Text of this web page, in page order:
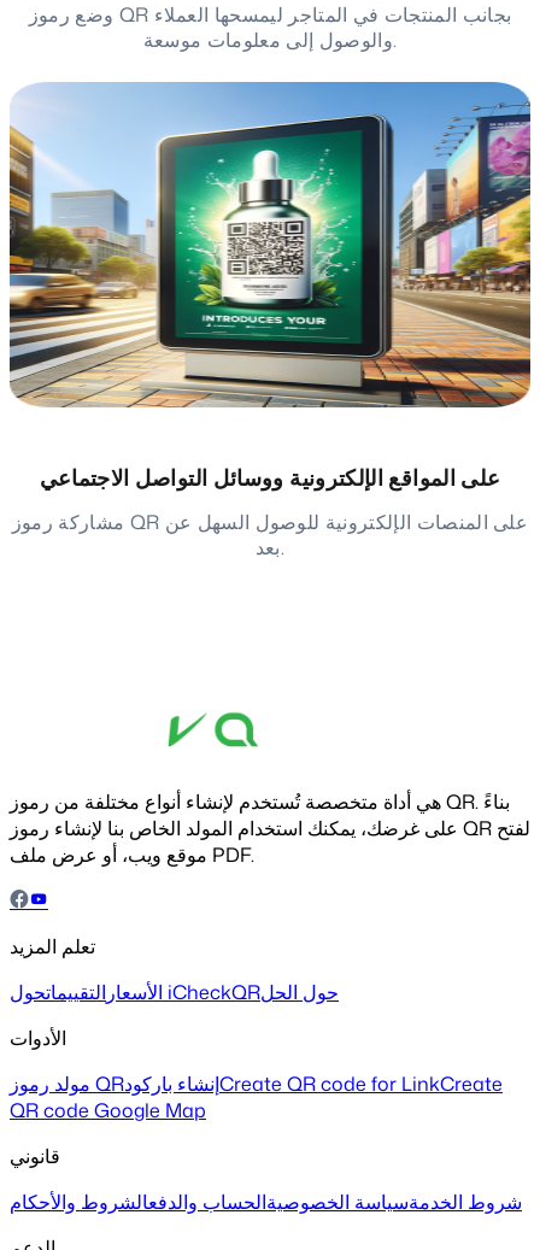
وضع رموز QR بجانب المنتجات في المتاجر ليمسحها العملاء
والوصول إلى معلومات موسعة.
على المواقع الإلكترونية ووسائل التواصل الاجتماعي
مشاركة رموز QR على المنصات الإلكترونية للوصول السهل عن
بعد.
هي أداة متخصصة تُستخدم لإنشاء أنواع مختلفة من رموز QR. بناءً
على غرضك، يمكنك استخدام المولد الخاص بنا لإنشاء رموز QR لفتح
موقع ويب، أو عرض ملف PDF.
تعلم المزيد
الأسعار التقييمات حول iCheckQRحول الحل
الأدوات
مولد رموز QRإنشاء باركودCreate QR code for LinkCreate
QR code Google Map
قانوني
شروط الخدمةسياسة الخصوصيةالحساب والدفعالشروط والأحكام